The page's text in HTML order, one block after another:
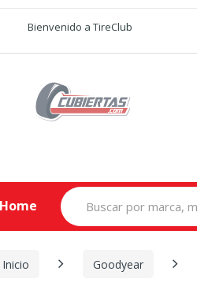
Bienvenido a TireClub
Home
Search
for:
Inicio Goodyear